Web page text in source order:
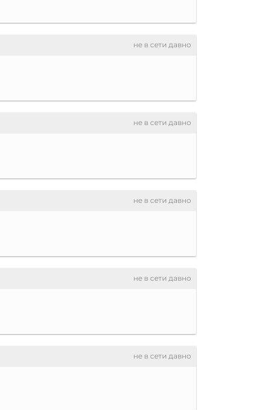
не в сети давно
не в сети давно
не в сети давно
не в сети давно
не в сети давно